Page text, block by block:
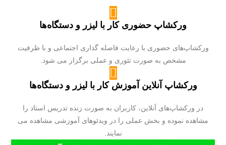
ورکشاپ حضوری کار با لیزر و دستگاه‌ها
ورکشاپ‌های حضوری با رعایت فاصله گذاری اجتماعی و با ظرفیت
مشخص به صورت تئوری و عملی برگزار می شود.
ورکشاپ آنلاین آموزش کار با لیزر و دستگاه‌ها
در ورکشاپ‌های آنلاین، کاربران به صورت زنده تدریس استاد را
مشاهده نموده و بخش عملی را در ویدئوهای آموزشی مشاهده می
نمایند.